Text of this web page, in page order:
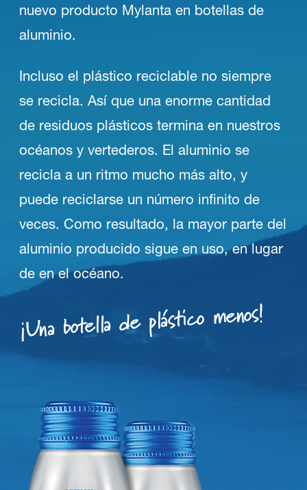
nuevo producto Mylanta en botellas de
aluminio.
Incluso el plástico reciclable no siempre
se recicla. Así que una enorme cantidad
de residuos plásticos termina en nuestros
océanos y vertederos. El aluminio se
recicla a un ritmo mucho más alto, y
puede reciclarse un número infinito de
veces. Como resultado, la mayor parte del
aluminio producido sigue en uso, en lugar
de en el océano.
¡Una botella de plástico menos!